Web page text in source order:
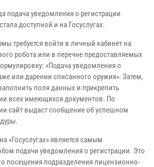
подача уведомления о регистрации
доступной и на Госуслугах.
требуется войти в личный кабинет на
робота или в перечне предоставляемых
«Подача уведомления о
или дарении списанного оружия». Затем,
поля данных и прикрепить
всех имеющихся документов. По
сайт выдаст сообщение об успешном
«Госуслугах» является самым
подачи уведомления о регистрации. Это
посещения подразделения лицензионно-